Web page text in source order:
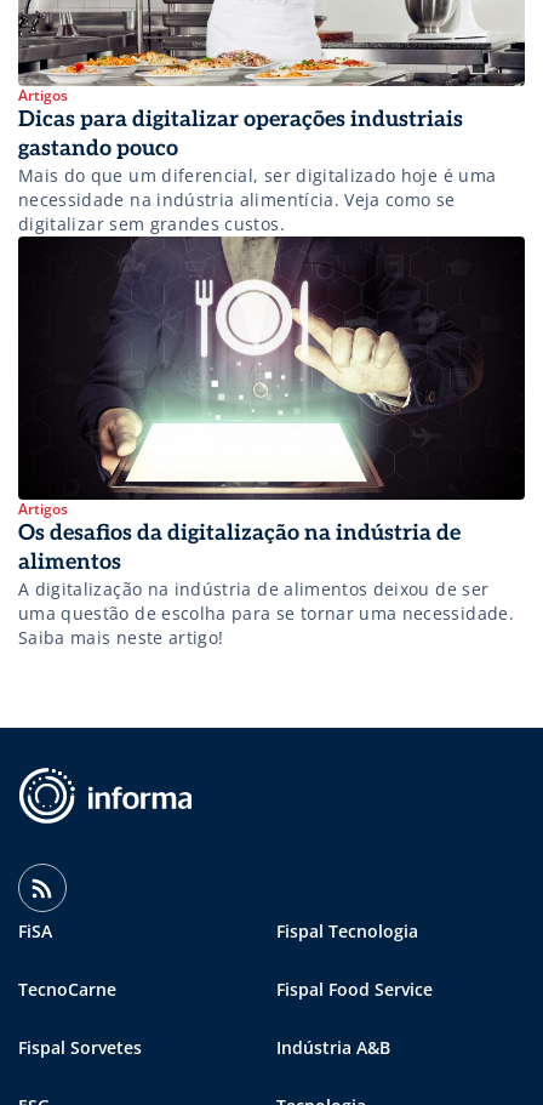
Artigos
Dicas para digitalizar operações industriais
gastando pouco
Mais do que um diferencial, ser digitalizado hoje é uma
necessidade na indústria alimentícia. Veja como se
digitalizar sem grandes custos.
Artigos
Os desafios da digitalização na indústria de
alimentos
A digitalização na indústria de alimentos deixou de ser
uma questão de escolha para se tornar uma necessidade.
Saiba mais neste artigo!
FiSA Fispal Tecnologia
TecnoCarne Fispal Food Service
Fispal Sorvetes Indústria A&B